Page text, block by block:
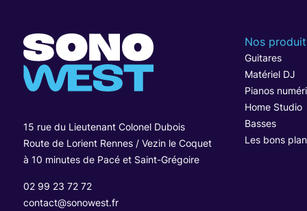
15 rue du Lieutenant Colonel Dubois
Route de Lorient Rennes / Vezin le Coquet
à 10 minutes de Pacé et Saint-Grégoire
02 99 23 72 72
contact@sonowest.fr
Nos
Guitares
Matériel DJ
Pianos
Home Studio
Basses
Les bons